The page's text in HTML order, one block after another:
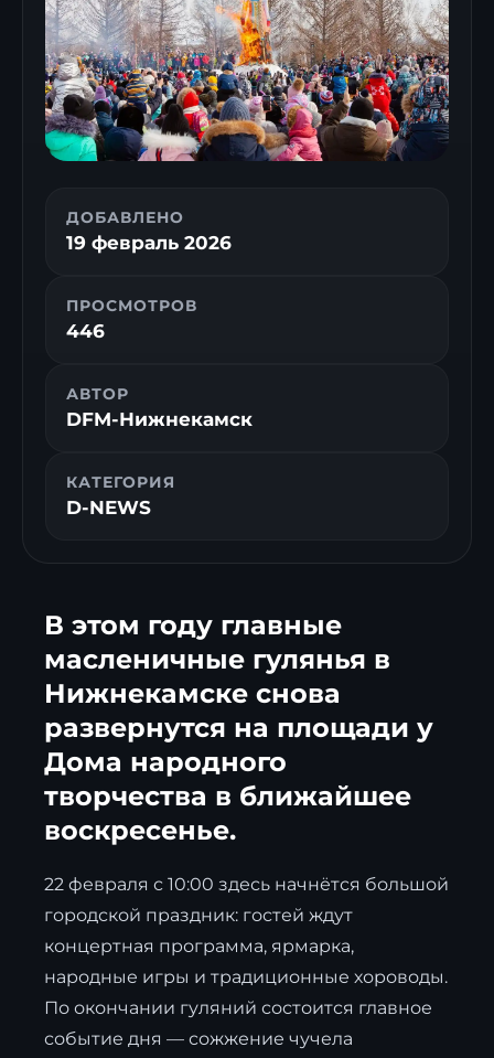
ДОБАВЛЕНО
19 февраль 2026
ПРОСМОТРОВ
446
АВТОР
DFM-Нижнекамск
КАТЕГОРИЯ
D-NEWS
В этом году главные
масленичные гулянья в
Нижнекамске снова
развернутся на площади у
Дома народного
творчества в ближайшее
воскресенье.
22 февраля с 10:00 здесь начнётся большой
городской праздник: гостей ждут
концертная программа, ярмарка,
народные игры и традиционные хороводы.
По окончании гуляний состоится главное
событие дня — сожжение чучела